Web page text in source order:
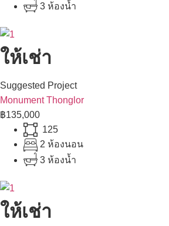
3 ห้องน้ำ
ให้เช่า
Suggested Project
Monument Thonglor
฿135,000
125
2 ห้องนอน
3 ห้องน้ำ
ให้เช่า